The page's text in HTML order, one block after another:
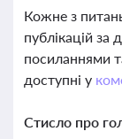
Кожне з
публікацій
посиланнями
доступні у
Стисло про